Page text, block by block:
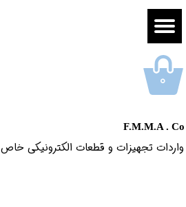
F.M.M.A . Co
واردات تجهیزات و قطعات الکترونیکى خاص​​​​​​​
۰